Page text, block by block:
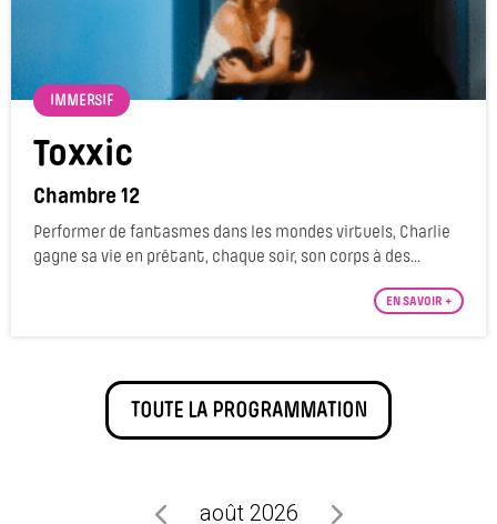
IMMERSIF
Toxxic
Chambre 12
Performer de fantasmes dans les mondes virtuels, Charlie
gagne sa vie en prêtant, chaque soir, son corps à des...
EN SAVOIR +
TOUTE LA PROGRAMMATION
août 2026